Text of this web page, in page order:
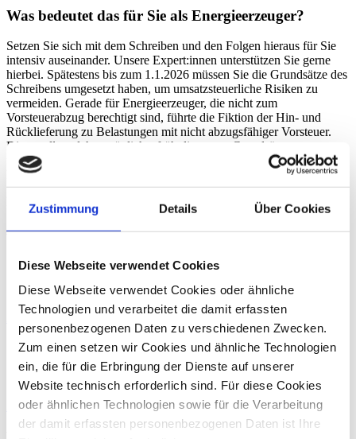
Zustimmung Details Über Cookies
Diese Webseite verwendet Cookies
Diese Webseite verwendet Cookies oder ähnliche
Technologien und verarbeitet die damit erfassten
personenbezogenen Daten zu verschiedenen Zwecken.
Zum einen setzen wir Cookies und ähnliche Technologien
ein, die für die Erbringung der Dienste auf unserer
Website technisch erforderlich sind. Für diese Cookies
oder ähnlichen Technologien sowie für die Verarbeitung
der damit erfassten personenbezogenen Daten ist Ihre
Was bedeutet das für Sie als Energieerzeuger?
Setzen Sie sich mit dem Schreiben und den Folgen hieraus für Sie
intensiv auseinander. Unsere Expert:innen unterstützen Sie gerne
hierbei. Spätestens bis zum 1.1.2026 müssen Sie die Grundsätze des
Schreibens umgesetzt haben, um umsatzsteuerliche Risiken zu
vermeiden. Gerade für Energieerzeuger, die nicht zum
Vorsteuerabzug berechtigt sind, führte die Fiktion der Hin- und
Rücklieferung zu Belastungen mit nicht abzugsfähiger Vorsteuer.
Diese sollten daher möglichst früh die neuen Grundsätze umsetzen
und prüfen, ob sie in der Vergangenheit noch hiervon profitieren
können.
Bundesfinanzministerium vom 31.3.2025
Zurück
Oliver Lohmar, LL.M.
Steuerberater
Zum Profil von Oliver Lohmar, LL.M.
Gert Klöttschen
Steuerberater
Zum Profil von Gert Klöttschen